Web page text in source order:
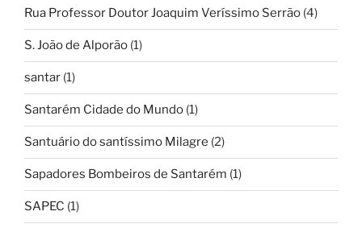
Rua Professor Doutor Joaquim Veríssimo Serrão (4)
S. João de Alporão (1)
santar (1)
Santarém Cidade do Mundo (1)
Santuário do santíssimo Milagre (2)
Sapadores Bombeiros de Santarém (1)
SAPEC (1)